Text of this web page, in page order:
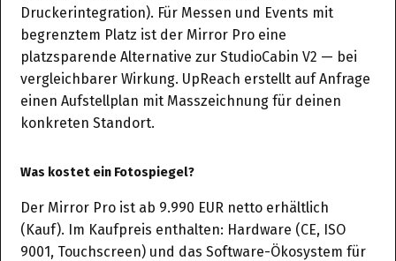
Druckerintegration). Für Messen und Events mit
begrenztem Platz ist der Mirror Pro eine
platzsparende Alternative zur StudioCabin V2 — bei
vergleichbarer Wirkung. UpReach erstellt auf Anfrage
einen Aufstellplan mit Masszeichnung für deinen
konkreten Standort.
Was kostet ein Fotospiegel?
Der Mirror Pro ist ab 9.990 EUR netto erhältlich
(Kauf). Im Kaufpreis enthalten: Hardware (CE, ISO
9001, Touchscreen) und das Software-Ökosystem für